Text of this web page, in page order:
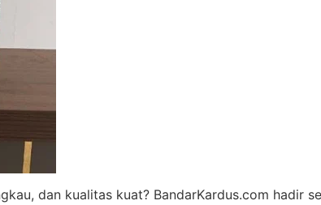
dan kualitas kuat? BandarKardus.com hadir